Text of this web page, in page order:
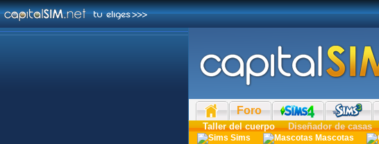
Foro
Taller del cuerpo Diseñador de casas
Sims Mascotas